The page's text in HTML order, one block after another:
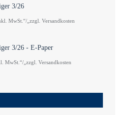
3/26
MwSt.“/„zzgl. Versandkosten
3/26 - E-Paper
MwSt.“/„zzgl. Versandkosten